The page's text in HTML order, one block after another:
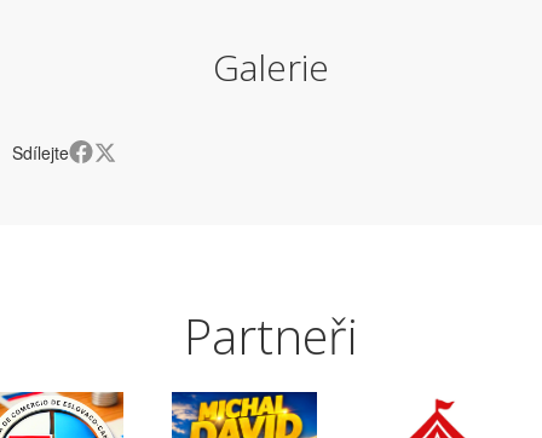
Galerie
Sdílejte
Partneři